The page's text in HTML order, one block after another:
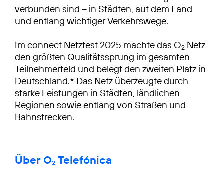
verbunden sind – in Städten, auf dem Land
und entlang wichtiger Verkehrswege.
Im connect Netztest 2025 machte das O2 Netz
den größten Qualitätssprung im gesamten
Teilnehmerfeld und belegt den zweiten Platz in
Deutschland.* Das Netz überzeugte durch
starke Leistungen in Städten, ländlichen
Regionen sowie entlang von Straßen und
Bahnstrecken.
Über O₂ Telefónica